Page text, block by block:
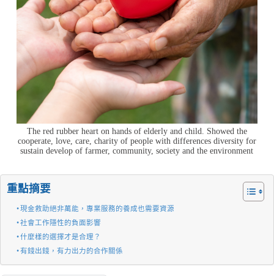
The red rubber heart on hands of elderly and child. Showed the
cooperate, love, care, charity of people with differences diversity for
sustain develop of farmer, community, society and the environment
重點摘要
現金救助絕非萬能，專業服務的養成也需要資源
社會工作隱性的負面影響
什麼樣的選擇才是合理？
有錢出錢，有力出力的合作關係